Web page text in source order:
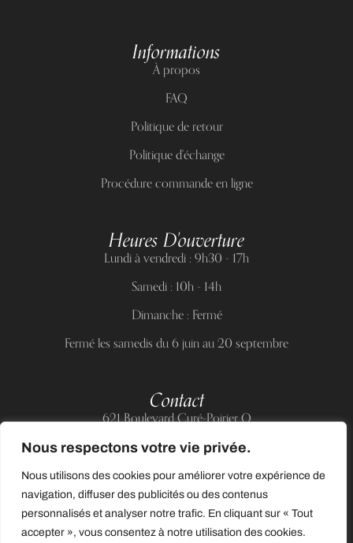
Nous respectons votre vie privée.
Nous utilisons des cookies pour améliorer votre expérience de
navigation, diffuser des publicités ou des contenus
personnalisés et analyser notre trafic. En cliquant sur « Tout
accepter », vous consentez à notre utilisation des cookies.
Informations
À propos
FAQ
Politique de retour
Politique d'échange
Procédure commande en ligne
Heures D'ouverture
Lundi à vendredi : 9h30 - 17h
Samedi : 10h - 14h
Dimanche : Fermé
Fermé les samedis du 6 juin au 20 septembre
Contact
621 Boulevard Curé-Poirier O
Courriel :support@allnailandbeauty.com